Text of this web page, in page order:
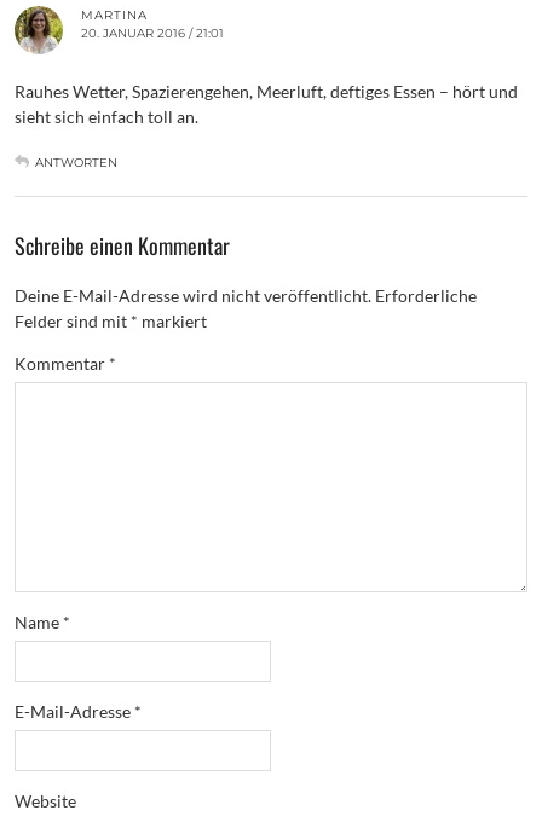
MARTINA
20. JANUAR 2016 / 21:01
Rauhes Wetter, Spazierengehen, Meerluft, deftiges Essen – hört und
sieht sich einfach toll an.
ANTWORTEN
Schreibe einen Kommentar
Deine E-Mail-Adresse wird nicht veröffentlicht. Erforderliche
Felder sind mit * markiert
Kommentar *
Name *
E-Mail-Adresse *
Website